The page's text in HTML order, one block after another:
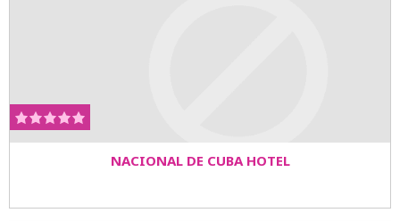
NACIONAL DE CUBA HOTEL